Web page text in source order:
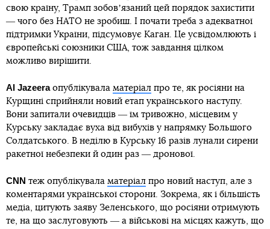
свою країну, Трамп зобовʼязаний цей порядок захистити
― чого без НАТО не зробиш. І почати треба з адекватної
підтримки України, підсумовує Каган. Це усвідомлюють і
європейські союзники США, тож завдання цілком
можливо вирішити.
Al Jazeeraопублікувала матеріал про те, як росіяни на
Курщині сприйняли новий етап українського наступу.
Вони запитали очевидців ― їм тривожно, місцевим у
Курську закладає вуха від вибухів у напрямку Большого
Солдатського. В неділю в Курську 16 разів лунали сирени
ракетної небезпеки й один раз ― дронової.
СNN теж опублікувала матеріал про новий наступ, але з
коментарями української сторони. Зокрема, як і більшість
медіа, цитують заяву Зеленського, що росіяни отримують
те, на що заслуговують ― а військові на місцях кажуть, що